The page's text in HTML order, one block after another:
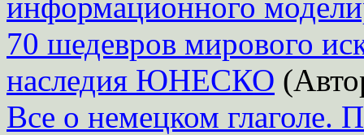
70 шедевров мирового
наследия ЮНЕСКО
Все о немецком глаголе.